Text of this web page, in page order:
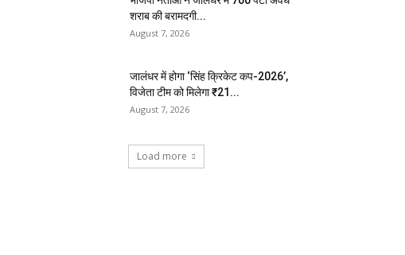
शराब की बरामदगी...
August 7, 2026
जालंधर में होगा ‘सिंह क्रिकेट कप-2026’,
विजेता टीम को मिलेगा ₹21...
August 7, 2026
Load more